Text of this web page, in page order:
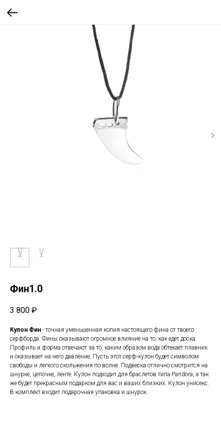
Фин1.0
3 800 ₽
Кулон Фин - точная уменьшенная копия настоящего фина от твоего
серфборда. Фины оказывают огромное влияние на то, как едет доска.
Профиль и форма отвечают за то, каким образом вода обтекает плавник
и оказывает на него давление. Пусть этот серф-кулон будет символом
свободы и легкого скольжения по волне. Подвеска отлично смотрится на
шнурке, цепочке, ленте. Кулон подходит для браслетов типа Pandora, а так
же будет прекрасным подарком для вас и ваших близких. Кулон унисекс.
В комплект входит подарочная упаковка и шнурок.